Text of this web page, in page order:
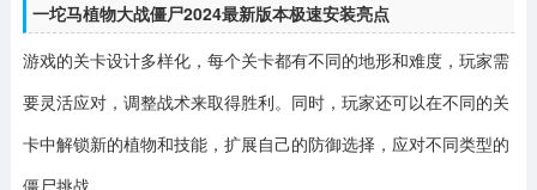
一坨马植物大战僵尸2024最新版本极速安装亮点
游戏的关卡设计多样化，每个关卡都有不同的地形和难度，玩家需
要灵活应对，调整战术来取得胜利。同时，玩家还可以在不同的关
卡中解锁新的植物和技能，扩展自己的防御选择，应对不同类型的
僵尸挑战。